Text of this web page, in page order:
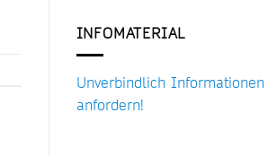
INFOMATERIAL
Unverbindlich Informationen
anfordern!